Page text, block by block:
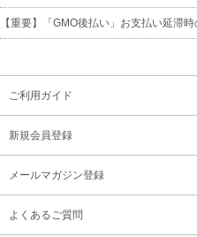
【重要】「GMO後払い」お支払い延滞
ご利用ガイド
新規会員登録
メールマガジン登録
よくあるご質問